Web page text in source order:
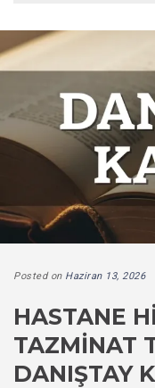
Posted on Haziran 13, 2026
HASTANE
TAZMINAT
DANIŞTAY